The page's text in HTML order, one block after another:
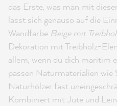
das Erste, was man mit
lässt sich genauso auf die
Wandfarbe Beige mit
Dekoration mit Treibholz-
allem, wenn du dich maritim
passen Naturmaterialien wie
Naturhölzer fast
Kombiniert mit Jute und